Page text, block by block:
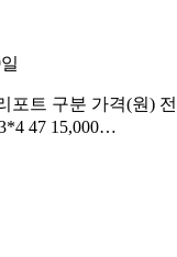
포트 구분 가격(원)
47 15,000…